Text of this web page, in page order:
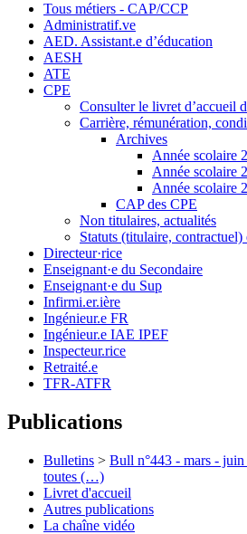
Tous métiers - CAP/CCP
Administratif.ve
AED. Assistant.e d’éducation
AESH
ATE
CPE
Consulter le livret d’accueil
Carrière, rémunération,
Archives
Année scolaire
Année scolaire
Année scolaire
CAP des CPE
Non titulaires, actualités
Statuts (titulaire,
Directeur·rice
Enseignant·e du Secondaire
Enseignant·e du Sup
Infirmi.er.ière
Ingénieur.e FR
Ingénieur.e IAE IPEF
Inspecteur.rice
Retraité.e
TFR-ATFR
Publications
Bulletins > Bull n°443 - mars - juin
toutes (…)
Livret d'accueil
Autres publications
La chaîne vidéo